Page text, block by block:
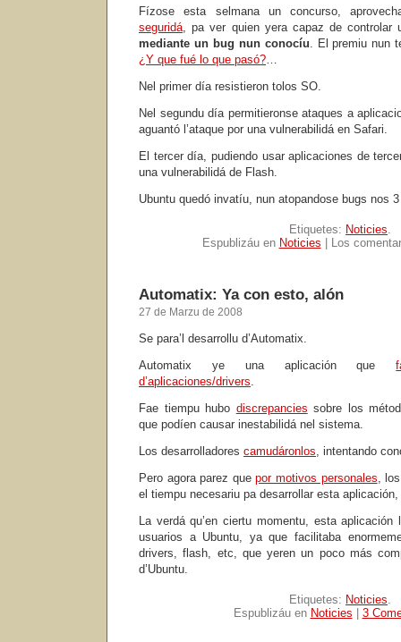
Fízose esta selmana un concurso,
seguridá, pa ver quien yera capaz de controlar
mediante un bug nun conocíu. El premiu nun
¿Y que fué lo que pasó?…
Nel primer día resistieron tolos SO.
Nel segundu día permitieronse ataques a
aguantó l’ataque por una vulnerabilidá en Safari.
El tercer día, pudiendo usar aplicaciones de
una vulnerabilidá de Flash.
Ubuntu quedó invatíu, nun atopandose bugs nos
Etiquetes: Noticies.
Espublizáu en Noticies Los
Automatix: Ya con esto, alón
27 de Marzu de 2008
Se para’l desarrollu d’Automatix.
Automatix ye una aplicación que
d’aplicaciones/drivers.
Fae tiempu hubo discrepancies sobre los
que podíen causar inestabilidá nel sistema.
Los desarrolladores camudáronlos, intentando
Pero agora parez quepor motivos personales,
el tiempu necesariu pa desarrollar esta
La verdá qu’en ciertu momentu, esta
usuarios a Ubuntu, ya que facilitaba
drivers, flash, etc, que yeren un poco más
d’Ubuntu.
Etiquetes: Noticies.
Espublizáu en Noticies 3